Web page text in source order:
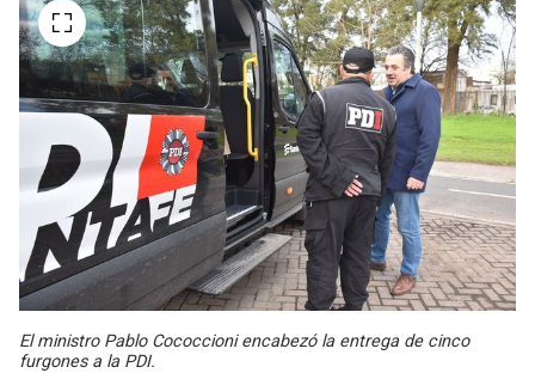
El ministro Pablo Cococcioni encabezó la entrega de cinco
furgones a la PDI.